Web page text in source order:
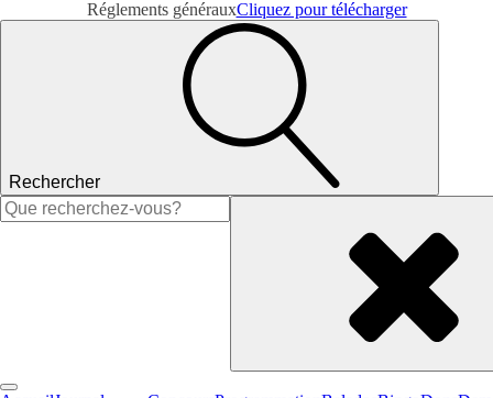
Réglements générauxCliquez pour télécharger
Rechercher
Rechercher :